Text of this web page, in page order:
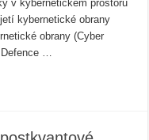
v kybernetickém prostoru
kybernetické obrany
obrany (Cyber
Defence …